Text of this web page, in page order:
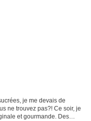
je me devais de
ne trouvez pas?! Ce soir, je
et gourmande. Des